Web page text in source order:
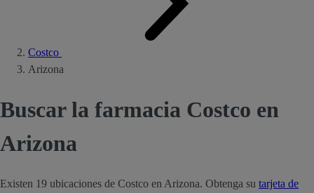
Costco
Arizona
Buscar la farmacia Costco en
Arizona
Existen 19 ubicaciones de Costco en Arizona. Obtenga su tarjeta de